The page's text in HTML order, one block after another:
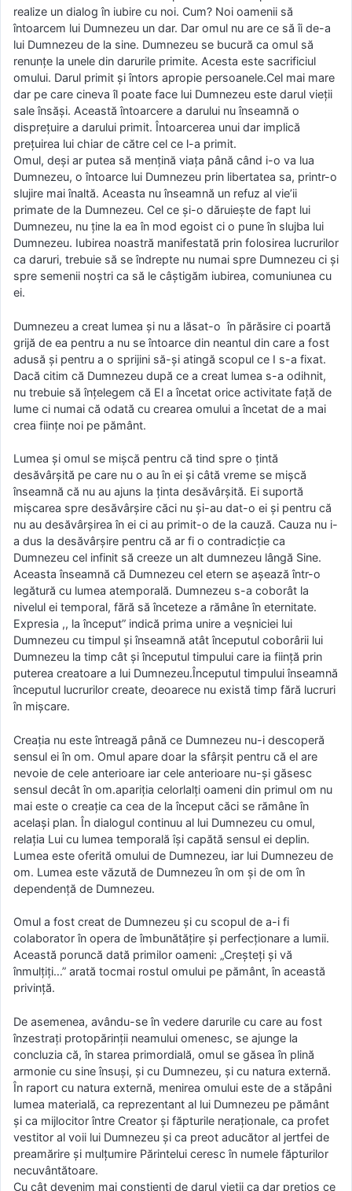
realize un dialog în iubire cu noi. Cum? Noi oamenii să
întoarcem lui Dumnezeu un dar. Dar omul nu are ce să îi de-a
lui Dumnezeu de la sine. Dumnezeu se bucură ca omul să
renunţe la unele din darurile primite. Acesta este sacrificiul
omului. Darul primit şi întors apropie persoanele.Cel mai mare
dar pe care cineva îl poate face lui Dumnezeu este darul vieţii
sale însăşi. Această întoarcere a darului nu înseamnă o
dispreţuire a darului primit. Întoarcerea unui dar implică
preţuirea lui chiar de către cel ce l-a primit.
Omul, deşi ar putea să menţină viaţa până când i-o va lua
Dumnezeu, o întoarce lui Dumnezeu prin libertatea sa, printr-o
slujire mai înaltă. Aceasta nu înseamnă un refuz al vie’ii
primate de la Dumnezeu. Cel ce şi-o dăruieşte de fapt lui
Dumnezeu, nu ţine la ea în mod egoist ci o pune în slujba lui
Dumnezeu. Iubirea noastră manifestată prin folosirea lucrurilor
ca daruri, trebuie să se îndrepte nu numai spre Dumnezeu ci şi
spre semenii noştri ca să le câştigăm iubirea, comuniunea cu
ei.
Dumnezeu a creat lumea şi nu a lăsat-o în părăsire ci poartă
grijă de ea pentru a nu se întoarce din neantul din care a fost
adusă şi pentru a o sprijini să-şi atingă scopul ce I s-a fixat.
Dacă citim că Dumnezeu după ce a creat lumea s-a odihnit,
nu trebuie să înţelegem că El a încetat orice activitate faţă de
lume ci numai că odată cu crearea omului a încetat de a mai
crea fiinţe noi pe pământ.
Lumea şi omul se mişcă pentru că tind spre o ţintă
desăvârşită pe care nu o au în ei şi câtă vreme se mişcă
înseamnă că nu au ajuns la ţinta desăvârşită. Ei suportă
mişcarea spre desăvârşire căci nu şi-au dat-o ei şi pentru că
nu au desăvârşirea în ei ci au primit-o de la cauză. Cauza nu i-
a dus la desăvârşire pentru că ar fi o contradicţie ca
Dumnezeu cel infinit să creeze un alt dumnezeu lângă Sine.
Aceasta înseamnă că Dumnezeu cel etern se aşează într-o
legătură cu lumea atemporală. Dumnezeu s-a coborât la
nivelul ei temporal, fără să înceteze a rămâne în eternitate.
Expresia ,, la început” indică prima unire a veşniciei lui
Dumnezeu cu timpul şi înseamnă atât începutul coborârii lui
Dumnezeu la timp cât şi începutul timpului care ia fiinţă prin
puterea creatoare a lui Dumnezeu.Începutul timpului înseamnă
începutul lucrurilor create, deoarece nu există timp fără lucruri
în mişcare.
Creaţia nu este întreagă până ce Dumnezeu nu-i descoperă
sensul ei în om. Omul apare doar la sfârşit pentru că el are
nevoie de cele anterioare iar cele anterioare nu-şi găsesc
sensul decât în om.apariţia celorlalţi oameni din primul om nu
mai este o creaţie ca cea de la început căci se rămâne în
acelaşi plan. În dialogul continuu al lui Dumnezeu cu omul,
relaţia Lui cu lumea temporală îşi capătă sensul ei deplin.
Lumea este oferită omului de Dumnezeu, iar lui Dumnezeu de
om. Lumea este văzută de Dumnezeu în om şi de om în
dependenţă de Dumnezeu.
Omul a fost creat de Dumnezeu şi cu scopul de a-i fi
colaborator în opera de îmbunătăţire şi perfecţionare a lumii.
Această poruncă dată primilor oameni: „Creşteţi şi vă
înmulţiţi…” arată tocmai rostul omului pe pământ, în această
privinţă.
De asemenea, avându-se în vedere darurile cu care au fost
înzestraţi protopărinţii neamului omenesc, se ajunge la
concluzia că, în starea primordială, omul se găsea în plină
armonie cu sine însuşi, şi cu Dumnezeu, şi cu natura externă.
În raport cu natura externă, menirea omului este de a stăpâni
lumea materială, ca reprezentant al lui Dumnezeu pe pământ
şi ca mijlocitor între Creator şi făpturile neraţionale, ca profet
vestitor al voii lui Dumnezeu şi ca preot aducător al jertfei de
preamărire şi mulţumire Părintelui ceresc în numele făpturilor
necuvântătoare.
Cu cât devenim mai conştienţi de darul vieţii ca dar preţios ce